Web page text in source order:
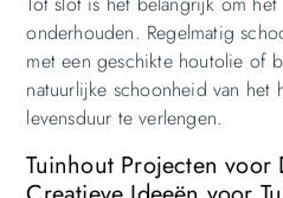
onderhouden. Regelmatig
met een geschikte houtolie of
natuurlijke schoonheid van
levensduur te verlengen.
Tuinhout Projecten voor